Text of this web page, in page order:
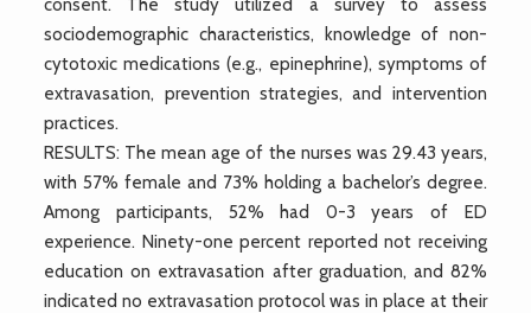
consent. The study utilized a survey to assess
sociodemographic characteristics, knowledge of non-
cytotoxic medications (e.g., epinephrine), symptoms of
extravasation, prevention strategies, and intervention
practices.
RESULTS: The mean age of the nurses was 29.43 years,
with 57% female and 73% holding a bachelor’s degree.
Among participants, 52% had 0-3 years of ED
experience. Ninety-one percent reported not receiving
education on extravasation after graduation, and 82%
indicated no extravasation protocol was in place at their